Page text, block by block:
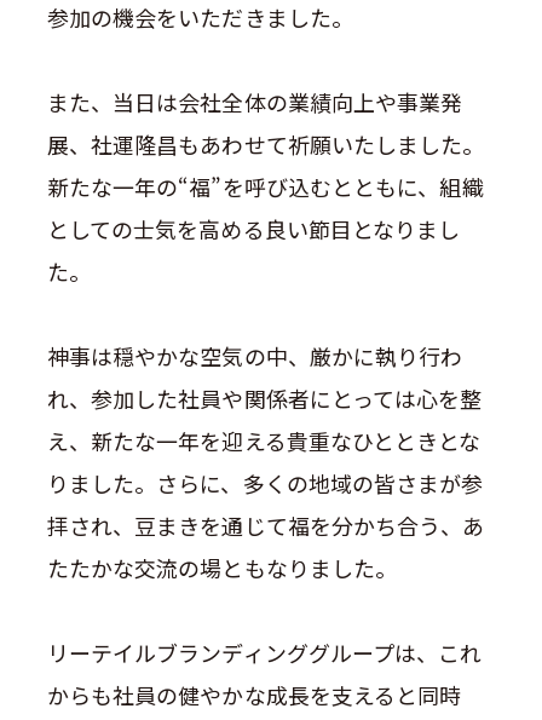
参加の機会をいただきました。
また、当日は会社全体の業績向上や事業発
展、社運隆昌もあわせて祈願いたしました。
新たな一年の“福”を呼び込むとともに、組織
としての士気を高める良い節目となりまし
た。
神事は穏やかな空気の中、厳かに執り行わ
れ、参加した社員や関係者にとっては心を整
え、新たな一年を迎える貴重なひとときとな
りました。さらに、多くの地域の皆さまが参
拝され、豆まきを通じて福を分かち合う、あ
たたかな交流の場ともなりました。
リーテイルブランディンググループは、これ
からも社員の健やかな成長を支えると同時